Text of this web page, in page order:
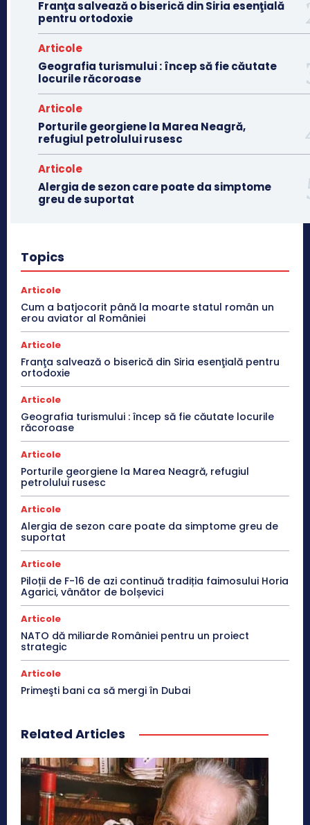
Franţa salvează o biserică din Siria esenţială
pentru ortodoxie
Articole
Geografia turismului : încep să fie căutate
locurile răcoroase
Articole
Porturile georgiene la Marea Neagră,
refugiul petrolului rusesc
Articole
Alergia de sezon care poate da simptome
greu de suportat
Topics
Articole
Cum a batjocorit până la moarte statul român un
erou aviator al României
Articole
Franţa salvează o biserică din Siria esenţială pentru
ortodoxie
Articole
Geografia turismului : încep să fie căutate locurile
răcoroase
Articole
Porturile georgiene la Marea Neagră, refugiul
petrolului rusesc
Articole
Alergia de sezon care poate da simptome greu de
suportat
Articole
Piloții de F-16 de azi continuă tradiția faimosului Horia
Agarici, vânător de bolșevici
Articole
NATO dă miliarde României pentru un proiect
strategic
Articole
Primeşti bani ca să mergi în Dubai
Related Articles